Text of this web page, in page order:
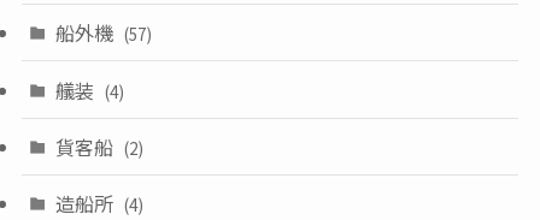
船外機 (57)
艤装 (4)
貨客船 (2)
造船所 (4)